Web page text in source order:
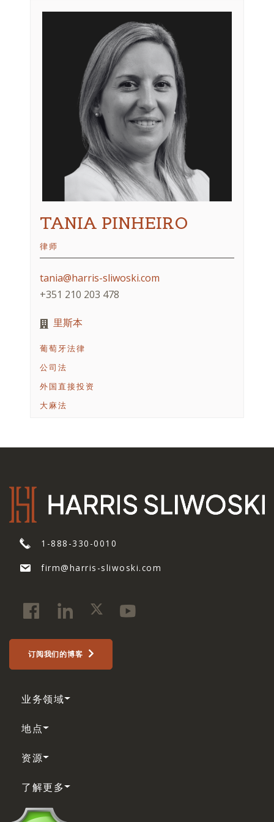
TANIA PINHEIRO
律师
tania@harris-sliwoski.com
+351 210 203 478
里斯本
葡萄牙法律
公司法
外国直接投资
大麻法
1-888-330-0010
firm@harris-sliwoski.com
订阅我们的博客
业务领域
地点
资源
了解更多